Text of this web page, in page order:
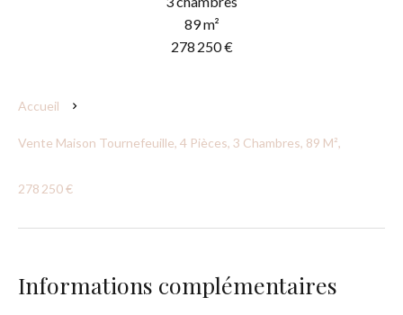
89 m²
278 250 €
Accueil
Vente Maison Tournefeuille, 4 Pièces, 3 Chambres, 89 M²,
278 250 €
Informations complémentaires